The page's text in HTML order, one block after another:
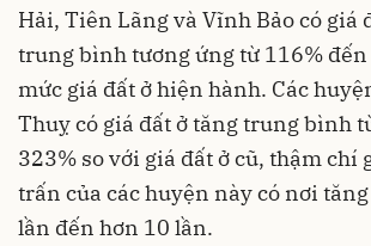
Hải, Tiên Lãng và Vĩnh Bảo có giá
trung bình tương ứng từ 116% đến
mức giá đất ở hiện hành. Các
Thuỵ có giá đất ở tăng trung bình
323% so với giá đất ở cũ, thậm chí
trấn của các huyện này có nơi
lần đến hơn 10 lần.